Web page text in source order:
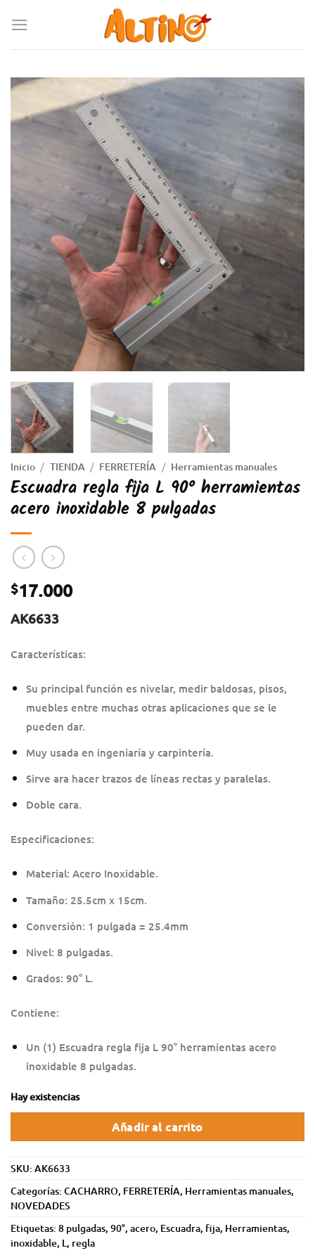
Inicio / TIENDA / FERRETERÍA / Herramientas manuales
Escuadra regla fija L 90° herramientas
acero inoxidable 8 pulgadas
$17.000
AK6633
Características:
Su principal función es nivelar, medir baldosas, pisos,
muebles entre muchas otras aplicaciones que se le
pueden dar.
Muy usada en ingeniaría y carpintería.
Sirve ara hacer trazos de líneas rectas y paralelas.
Doble cara.
Especificaciones:
Material: Acero Inoxidable.
Tamaño: 25.5cm x 15cm.
Conversión: 1 pulgada = 25.4mm
Nivel: 8 pulgadas.
Grados: 90° L.
Contiene:
Un (1) Escuadra regla fija L 90° herramientas acero
inoxidable 8 pulgadas.
Hay existencias
Añadir al carrito
SKU: AK6633
Categorías: CACHARRO, FERRETERÍA, Herramientas manuales,
NOVEDADES
Etiquetas: 8 pulgadas, 90°, acero, Escuadra, fija, Herramientas,
inoxidable, L, regla